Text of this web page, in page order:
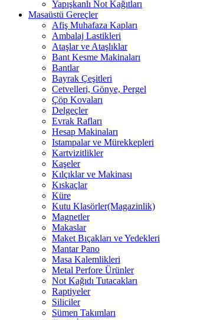
Yapışkanlı Not Kağıtları
Masaüstü Gereçler
Afiş Muhafaza Kapları
Ambalaj Lastikleri
Ataşlar ve Ataşlıklar
Bant Kesme Makinaları
Bantlar
Bayrak Çeşitleri
Cetvelleri, Gönye, Pergel
Çöp Kovaları
Delgeçler
Evrak Rafları
Hesap Makinaları
Istampalar ve Mürekkepleri
Kartvizitlikler
Kaşeler
Kılçıklar ve Makinası
Kıskaçlar
Küre
Kutu Klasörler(Magazinlik)
Magnetler
Makaslar
Maket Bıçakları ve Yedekleri
Mantar Pano
Masa Kalemlikleri
Metal Perfore Ürünler
Not Kağıdı Tutacakları
Raptiyeler
Siliciler
Sümen Takımları